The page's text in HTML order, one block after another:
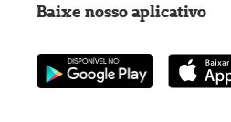
Baixe nosso aplicativo